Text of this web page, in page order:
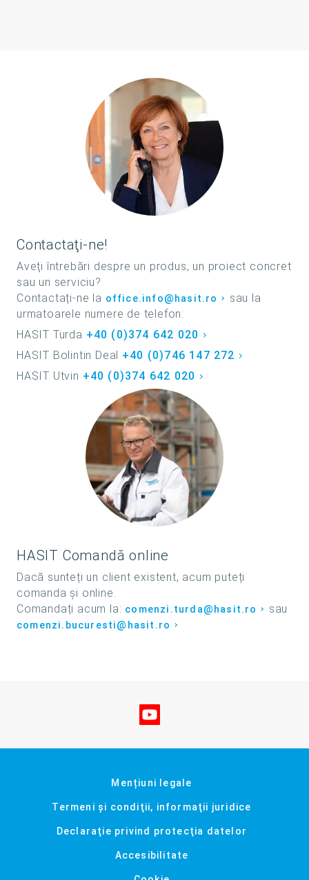
Contactaţi-ne!
Aveţi întrebări despre un produs, un proiect concret
sau un serviciu?
Contactați-ne la office.info@hasit.ro
sau la
urmatoarele numere de telefon:
HASIT Turda +40 (0)374 642 020
HASIT Bolintin Deal +40 (0)746 147 272
HASIT Utvin +40 (0)374 642 020
HASIT Comandă online
Dacă sunteți un client existent, acum puteți
comanda și online.
Comandați acum la: comenzi.turda@hasit.ro sau
comenzi.bucuresti@hasit.ro
Mențiuni legale
Termeni şi condiţii, informaţii juridice
Declaraţie privind protecţia datelor
Accesibilitate